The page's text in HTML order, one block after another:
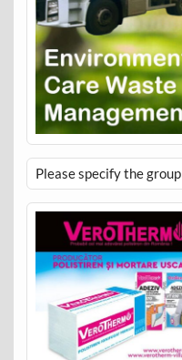
Please specify the group